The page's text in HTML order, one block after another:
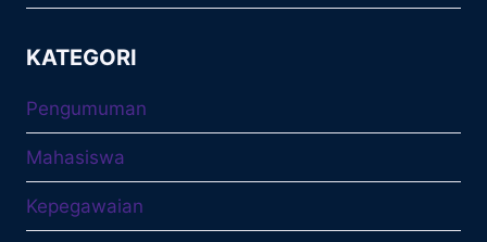
KATEGORI
Pengumuman
Mahasiswa
Kepegawaian